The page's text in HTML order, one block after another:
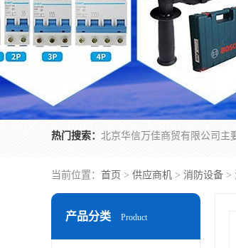
热门搜索：
当前位置： 首页 > 供应商机 > 消防设备 >
产品分类 Product